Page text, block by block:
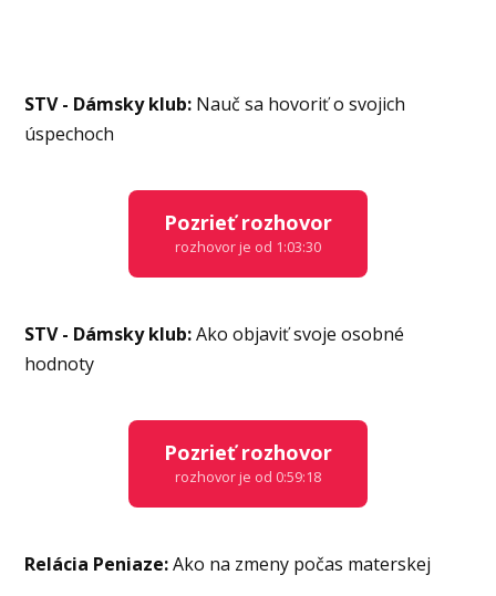
STV - Dámsky klub: Nauč sa hovoriť o svojich
úspechoch
Pozrieť rozhovor
rozhovor je od 1:03:30
STV - Dámsky klub:Ako objaviť svoje osobné
hodnoty
Pozrieť rozhovor
rozhovor je od 0:59:18
Relácia Peniaze:Ako na zmeny počas materskej